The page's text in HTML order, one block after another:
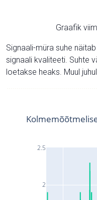
Graafik
Signaali-müra suhe
signaali kvaliteeti. Suhte
loetakse heaks. Muul
2
2.5